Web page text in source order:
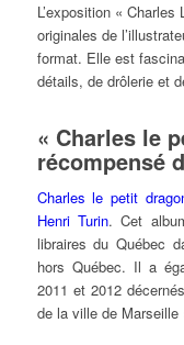
L’exposition «
originales de
format. Elle est
détails, de drôlerie et
« Charles le
récompensé
Charles le petit
Henri Turin. Cet
libraires du Québec
hors Québec. Il a
2011 et 2012
de la ville de Marseille